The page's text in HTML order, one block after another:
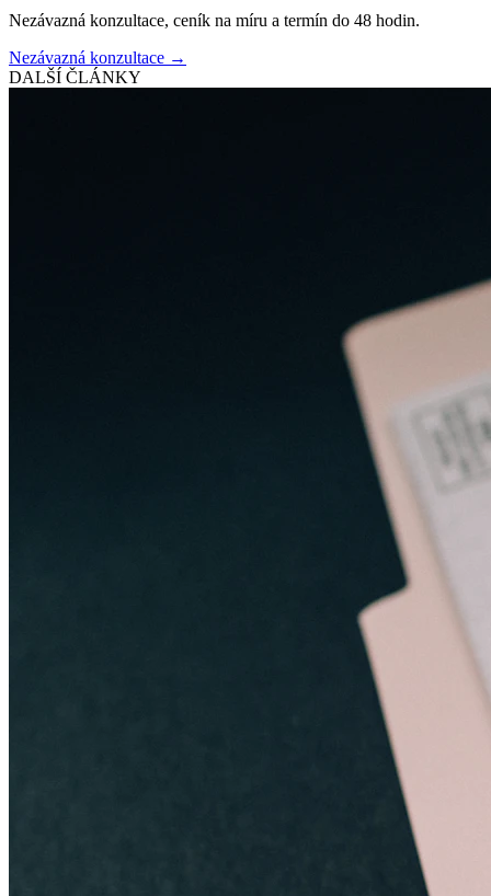
Nezávazná konzultace, ceník na míru a termín do 48 hodin.
Nezávazná konzultace →
DALŠÍ ČLÁNKY